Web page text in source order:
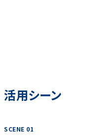
活用シーン
SCENE 01